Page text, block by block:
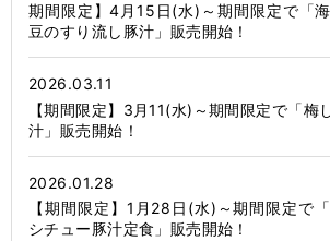
期間限定】4月15日(水)～期間限定で「
豆のすり流し豚汁」販売開始！
2026.03.11
【期間限定】3月11(水)～期間限定で「梅
汁」販売開始！
2026.01.28
【期間限定】1月28日(水)～期間限定で
シチュー豚汁定食」販売開始！